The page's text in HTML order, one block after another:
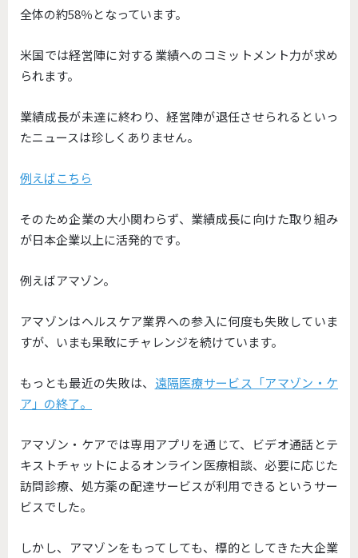
全体の約58％となっています。
米国では経営陣に対する業績へのコミットメント力が求め
られます。
業績成長が未達に終わり、経営陣が退任させられるといっ
たニュースは珍しくありません。
例えばこちら
そのため企業の大小関わらず、業績成長に向けた取り組み
が日本企業以上に活発的です。
例えばアマゾン。
アマゾンはヘルスケア業界への参入に何度も失敗していま
すが、いまも果敢にチャレンジを続けています。
もっとも最近の失敗は、 遠隔医療サービス「アマゾン・ケ
ア」の終了。
アマゾン・ケアでは専用アプリを通じて、ビデオ通話とテ
キストチャットによるオンライン医療相談、必要に応じた
訪問診療、処方薬の配達サービスが利用できるというサー
ビスでした。
しかし、アマゾンをもってしても、標的としてきた大企業